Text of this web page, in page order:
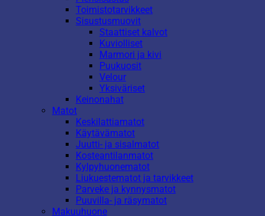
Toimistotarvikkeet
Sisustusmuovit
Staattiset kalvot
Kuviolliset
Marmori ja kivi
Puukuosit
Velour
Yksiväriset
Keinonahat
Matot
Keskilattiamatot
Käytävämatot
Juutti- ja sisalmatot
Kosteantilanmatot
Kylpyhuonematot
Liukuestematot ja tarvikkeet
Parveke ja kynnysmatot
Puuvilla- ja räsymatot
Makuuhuone